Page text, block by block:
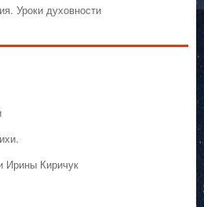
Уроки духовности
Ирины Киричук